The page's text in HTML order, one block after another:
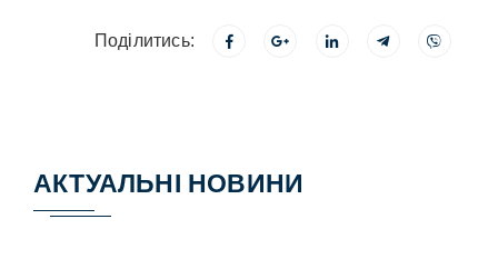
Поділитись:
АКТУАЛЬНІ НОВИНИ